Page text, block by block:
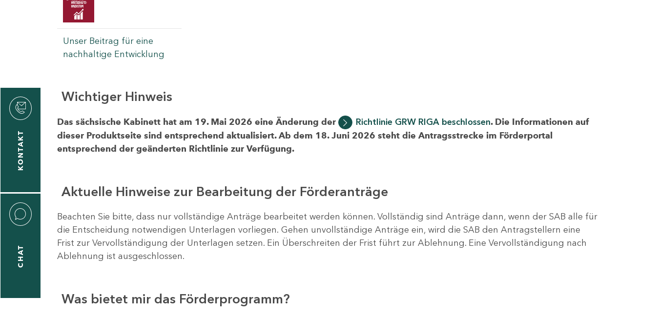
Unser Beitrag für eine
nachhaltige Entwicklung
KONTAKT
CHAT
Wichtiger Hinweis
Das sächsische Kabinett hat am 19. Mai 2026 eine Änderung der Richtlinie GRW RIGA beschlossen. Die Informationen auf
dieser Produktseite sind entsprechend aktualisiert. Ab dem 18. Juni 2026 steht die Antragsstrecke im Förderportal
entsprechend der geänderten Richtlinie zur Verfügung.
Aktuelle Hinweise zur Bearbeitung der Förderanträge
Beachten Sie bitte, dass nur vollständige Anträge bearbeitet werden können. Vollständig sind Anträge dann, wenn der SAB alle für
die Entscheidung notwendigen Unterlagen vorliegen. Gehen unvollständige Anträge ein, wird die SAB den Antragstellern eine
Frist zur Vervollständigung der Unterlagen setzen. Ein Überschreiten der Frist führt zur Ablehnung. Eine Vervollständigung nach
Ablehnung ist ausgeschlossen.
Was bietet mir das Förderprogramm?